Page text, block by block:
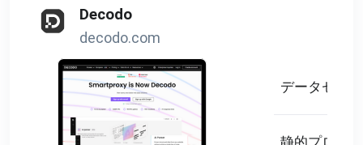
Decodo
decodo.com
データセン
静的プロキシ